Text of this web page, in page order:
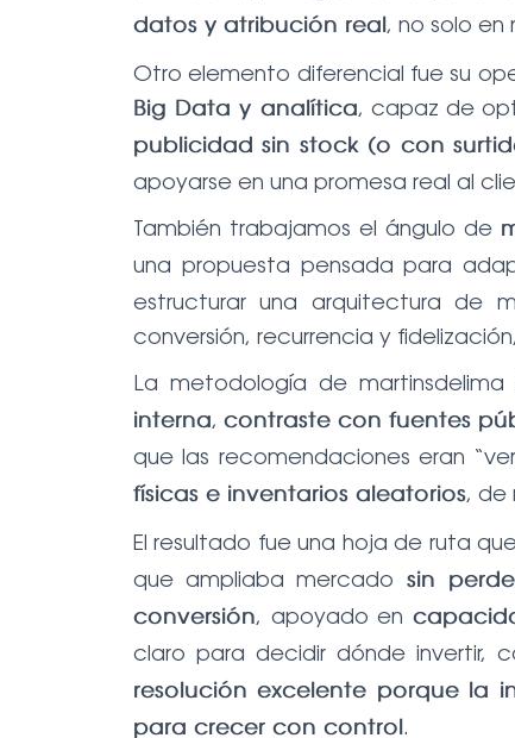
datos y atribución real , no solo
Otro elemento diferencial fue su
Big Data y analítica, capaz de
publicidad sin stock (o con
apoyarse en una promesa real al
También trabajamos el ángulo de
una propuesta pensada para
estructurar una arquitectura de
conversión, recurrencia y
La metodología de
interna, contraste con fuentes
que las recomendaciones eran
físicas e inventarios aleatorios, de
El resultado fue una hoja de ruta
que ampliaba mercado
sin
conversión, apoyado en
claro para decidir dónde invertir,
resolución excelente porque la
para crecer con control .